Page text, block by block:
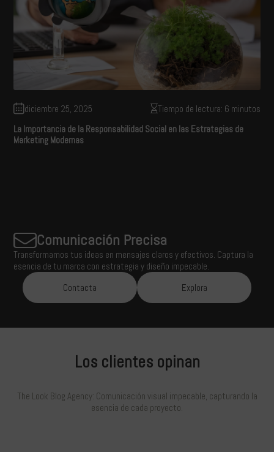
diciembre 25, 2025
Tiempo de lectura: 6 minutos
La Importancia de la Responsabilidad Social en las Estrategias de
Marketing Modernas
Comunicación Precisa
Transformamos tus ideas en mensajes claros y efectivos. Captura la
esencia de tu marca con estrategia y diseño impecable.
Contacta
Explora
Los clientes opinan
The Look Blog Agency: Comunicación visual impecable, capturando la
esencia de cada proyecto.